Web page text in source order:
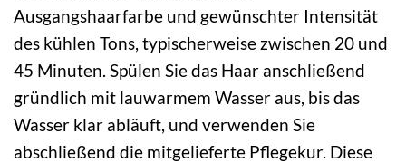
Ausgangshaarfarbe und gewünschter Intensität
des kühlen Tons, typischerweise zwischen 20 und
45 Minuten. Spülen Sie das Haar anschließend
gründlich mit lauwarmem Wasser aus, bis das
Wasser klar abläuft, und verwenden Sie
abschließend die mitgelieferte Pflegekur. Diese